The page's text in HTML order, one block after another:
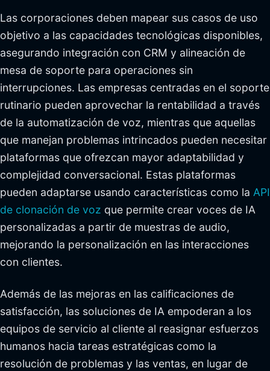
Las corporaciones deben mapear sus casos de uso
objetivo a las capacidades tecnológicas disponibles,
asegurando integración con CRM y alineación de
mesa de soporte para operaciones sin
interrupciones. Las empresas centradas en el soporte
rutinario pueden aprovechar la rentabilidad a través
de la automatización de voz, mientras que aquellas
que manejan problemas intrincados pueden necesitar
plataformas que ofrezcan mayor adaptabilidad y
complejidad conversacional. Estas plataformas
pueden adaptarse usando características como la API
de clonación de voz que permite crear voces de IA
personalizadas a partir de muestras de audio,
mejorando la personalización en las interacciones
con clientes.
Además de las mejoras en las calificaciones de
satisfacción, las soluciones de IA empoderan a los
equipos de servicio al cliente al reasignar esfuerzos
humanos hacia tareas estratégicas como la
resolución de problemas y las ventas, en lugar de